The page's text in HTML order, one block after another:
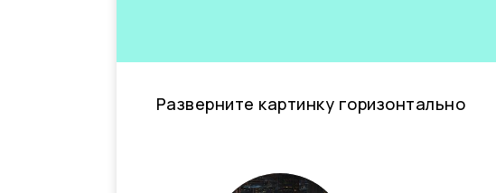
Разверните картинку горизонтально